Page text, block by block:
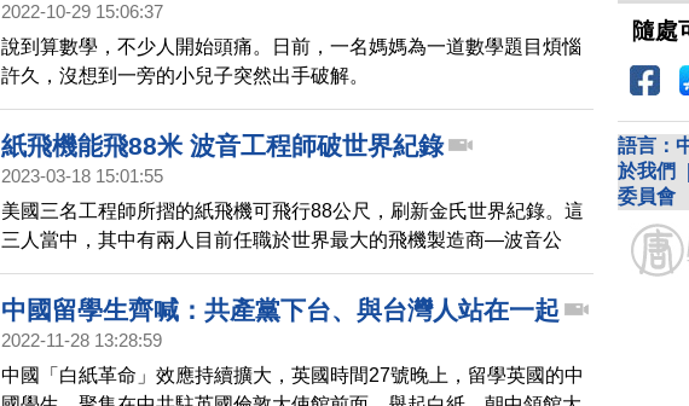
2022-10-29 15:06:37
說到算數學，不少人開始頭痛。日前，一名媽媽為一道數學題目煩惱
許久，沒想到一旁的小兒子突然出手破解。
紙飛機能飛88米 波音工程師破世界紀錄
2023-03-18 15:01:55
美國三名工程師所摺的紙飛機可飛行88公尺，刷新金氏世界紀錄。這
三人當中，其中有兩人目前任職於世界最大的飛機製造商—波音公
司。
中國留學生齊喊：共產黨下台、與台灣人站在一起
2022-11-28 13:28:59
中國「白紙革命」效應持續擴大，英國時間27號晚上，留學英國的中
隨處
語言：
於我們
委員會